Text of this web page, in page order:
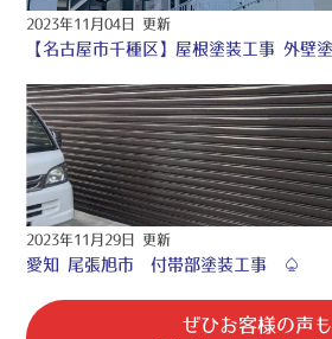
2023年11月04日 更新
2023年11月29日 更新
愛知 尾張旭市 付帯部塗装工事 ♤
ぜひお客様の声も